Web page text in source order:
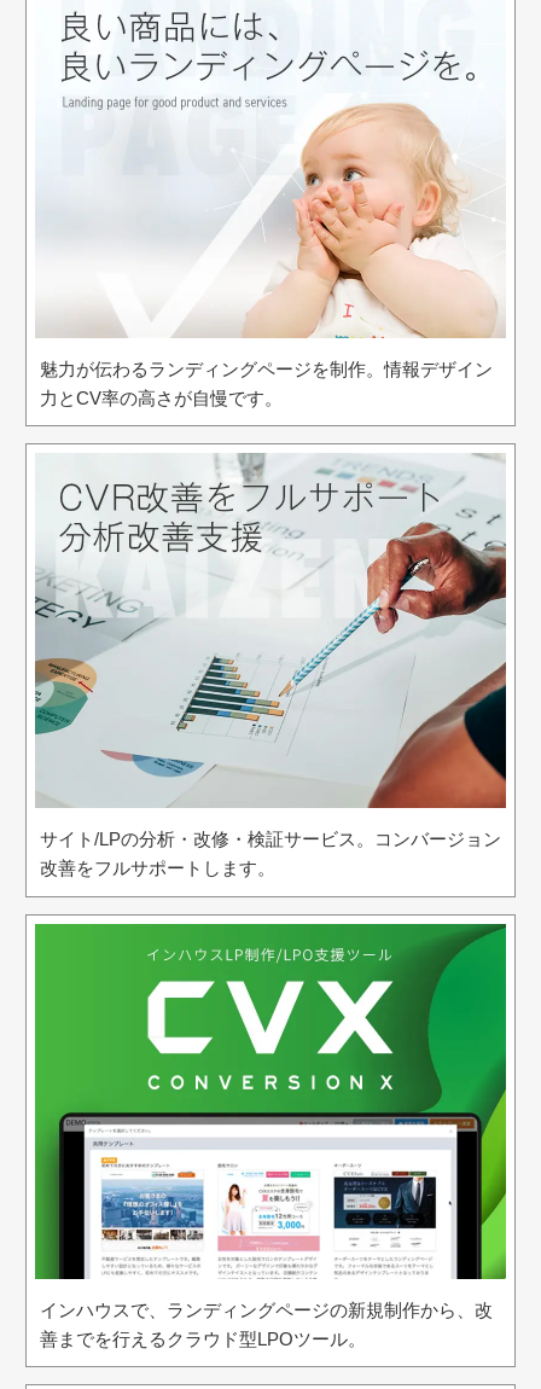
魅力が伝わるランディングページを制作。情報デザイン
力とCV率の高さが自慢です。
サイト/LPの分析・改修・検証サービス。コンバージョン
改善をフルサポートします。
インハウスで、ランディングページの新規制作から、改
善までを行えるクラウド型LPOツール。